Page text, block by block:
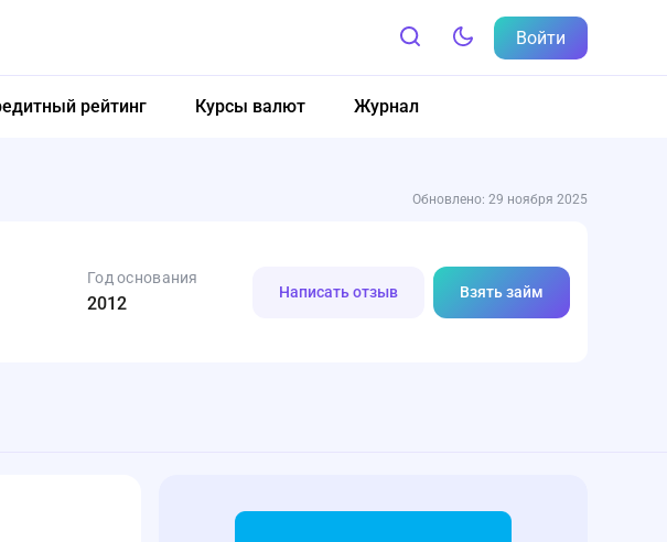
Войти
рейтинг Курсы валют Журнал
Обновлено: 29 ноября 2025
Год основания
2012
Написать отзыв Взять займ